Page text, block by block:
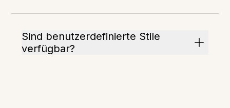
Sind benutzerdefinierte Stile
verfügbar?